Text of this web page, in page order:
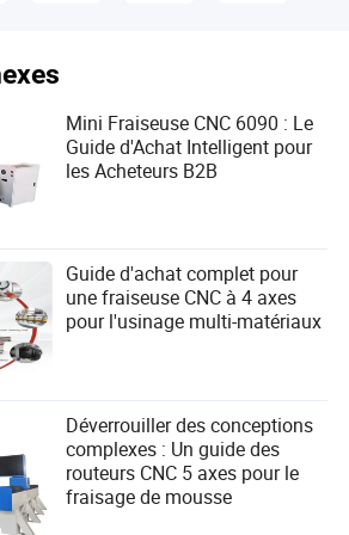
continus élevés
les opérateurs doivent budgétiser :
coûteux qui s'usent rapidement, une
élevée, de l'air comprimé pour la
régulier des joints de la
de collecte de poussière
une quantité importante d'énergie
des filtres.
Mini Fraiseuse CNC 6090 : Le
Guide d'Achat Intelligent pour
les Acheteurs B2B
Guide d'achat complet pour
une fraiseuse CNC à 4 axes
pour l'usinage multi-matériaux
Déverrouiller des conceptions
complexes : Un guide des
routeurs CNC 5 axes pour le
fraisage de mousse